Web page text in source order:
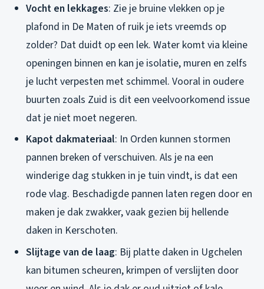
Vocht en lekkages: Zie je bruine vlekken op je
plafond in De Maten of ruik je iets vreemds op
zolder? Dat duidt op een lek. Water komt via kleine
openingen binnen en kan je isolatie, muren en zelfs
je lucht verpesten met schimmel. Vooral in oudere
buurten zoals Zuid is dit een veelvoorkomend issue
dat je niet moet negeren.
Kapot dakmateriaal: In Orden kunnen stormen
pannen breken of verschuiven. Als je na een
winderige dag stukken in je tuin vindt, is dat een
rode vlag. Beschadigde pannen laten regen door en
maken je dak zwakker, vaak gezien bij hellende
daken in Kerschoten.
Slijtage van de laag: Bij platte daken in Ugchelen
kan bitumen scheuren, krimpen of verslijten door